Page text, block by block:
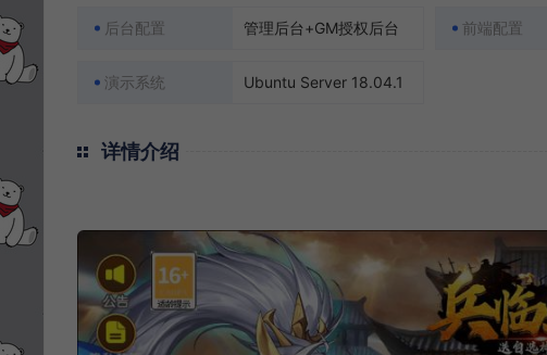
后台配置 管理后台+GM授权后台 前端配置
演示系统 Ubuntu Server 18.04.1
详情介绍